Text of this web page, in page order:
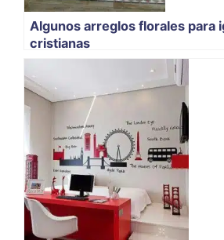
Algunos arreglos florales para
cristianas